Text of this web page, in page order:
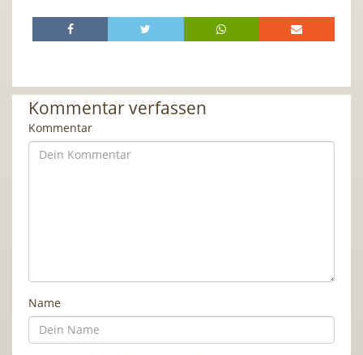
Kommentar verfassen
Kommentar
Name